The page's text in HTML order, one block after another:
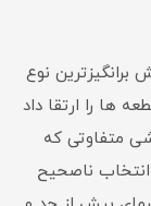
برانگیزترین نوع
ها را ارتقا داد
متفاوتی که
ناصحیح